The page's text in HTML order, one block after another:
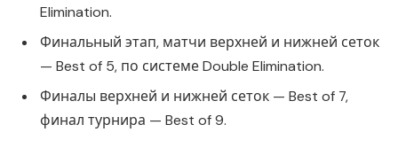
Elimination.
Финальный этап, матчи верхней и нижней сеток
— Best of 5, по системе Double Elimination.
Финалы верхней и нижней сеток — Best of 7,
финал турнира — Best of 9.